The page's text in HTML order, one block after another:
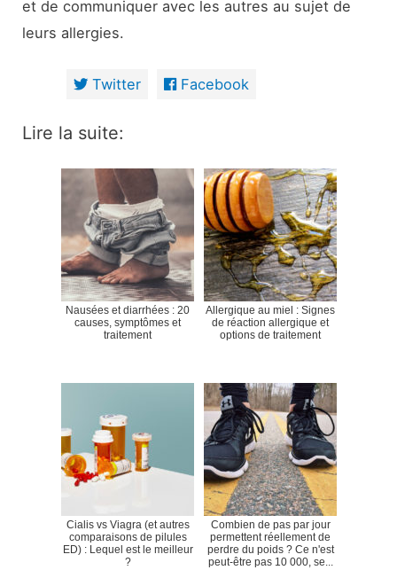
et de communiquer avec les autres au sujet de
leurs allergies.
Twitter Facebook
Lire la suite:
Nausées et diarrhées : 20
causes, symptômes et
traitement
Allergique au miel : Signes
de réaction allergique et
options de traitement
Cialis vs Viagra (et autres
comparaisons de pilules
ED) : Lequel est le meilleur
?
Combien de pas par jour
permettent réellement de
perdre du poids ? Ce n'est
peut-être pas 10 000, se...